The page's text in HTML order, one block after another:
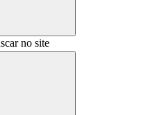
no site